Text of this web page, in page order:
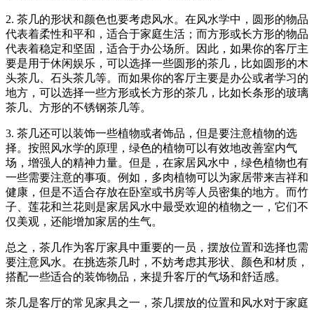
2. 茶几的形状和颜色也要考虑风水。在风水学中，圆形的物品
代表着柔性和平和，适合于家庭生活；而方形或长方形的物品
代表着稳定和坚固，适合于办公场所。因此，如果你的客厅主
要是用于休闲娱乐，可以选择一些圆形的茶几，比如圆形的木
头茶几、石头茶几等。而如果你的客厅主要是办公或者学习的
地方，可以选择一些方形或长方形的茶几，比如长条形的玻璃
茶几、方形的不锈钢茶几等。
3. 茶几还可以装饰一些植物或者饰品，但是要注意植物的选
择。按照风水学的原理，绿色的植物可以有效地改善室内气
场，增强人的精神力量。但是，在家居风水中，绿色植物也有
一些需要注意的事项。例如，多肉植物可以为家居带来吉祥和
健康，但是不适合存放在卧室或书房等人员密集的地方。而竹
子、莲花和兰花则是家居风水中最受欢迎的植物之一，它们不
仅美观，还能增加家居的生气。
总之，茶几作为客厅家具中重要的一员，摆放位置和选择也需
要注意风水。在挑选茶几时，不妨考虑其形状、颜色和材质，
搭配一些适合的装饰物品，来提升客厅的气场和舒适感。
茶几是客厅的常见家具之一，茶几摆放的位置和风水对于家庭